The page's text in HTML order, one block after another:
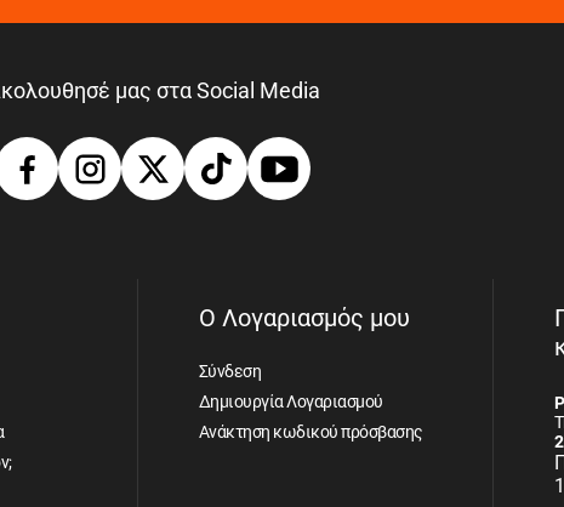
μας στα Social Media
Ο Λογαριασμός μου
Σύνδεση
Δημιουργία Λογαριασμού
Ανάκτηση κωδικού πρόσβασης